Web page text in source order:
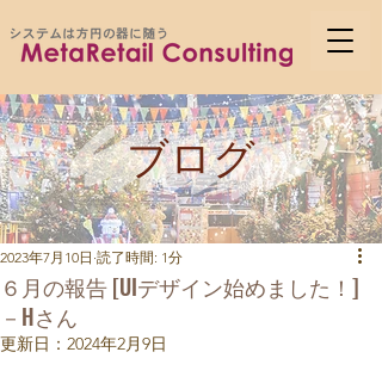
ブログ
６月の報告 [UIデザイン始めました！]
－Hさん
2023年7月10日 読了時間: 1分
更新日： 2024年2月9日